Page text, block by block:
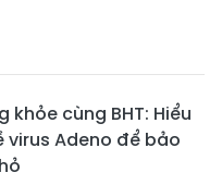
khỏe cùng BHT: Hiểu
virus Adeno để bảo